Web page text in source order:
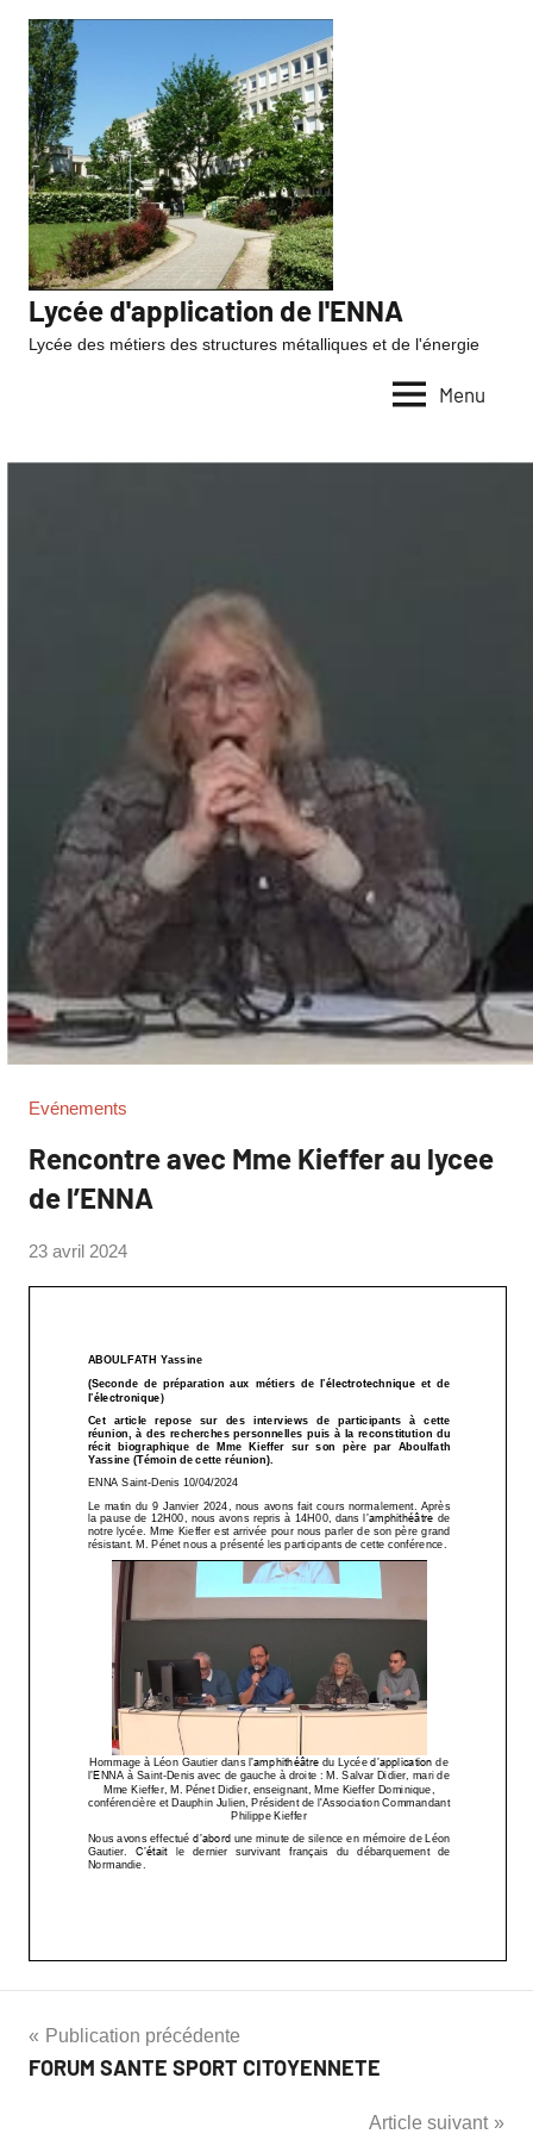
Lycée d'application de l'ENNA
Lycée des métiers des structures métalliques et de l'énergie
Menu
Evénements
Rencontre avec Mme Kieffer au lycee
de l’ENNA
par
Amandine
23 avril 2024
Publication précédente
FORUM SANTE SPORT CITOYENNETE
Article suivant